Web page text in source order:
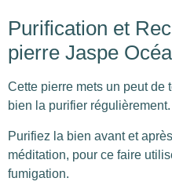
Purification et
pierre Jaspe
Cette pierre mets un peut de
bien la purifier régulièrement.
Purifiez la bien avant et
méditation, pour ce faire
fumigation.